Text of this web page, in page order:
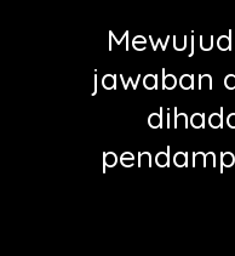
jawaban